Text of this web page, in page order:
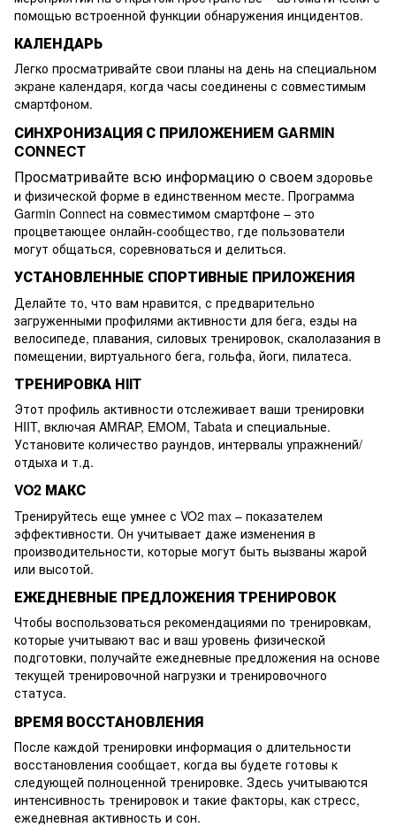
помощью встроенной функции обнаружения инцидентов.
КАЛЕНДАРЬ
Легко просматривайте свои планы на день на специальном
экране календаря, когда часы соединены с совместимым
смартфоном.
СИНХРОНИЗАЦИЯ С ПРИЛОЖЕНИЕМ GARMIN
CONNECT
Просматривайте всю информацию о своем здоровье
и физической форме в единственном месте. Программа
Garmin Connect на совместимом смартфоне – это
процветающее онлайн-сообщество, где пользователи
могут общаться, соревноваться и делиться.
УСТАНОВЛЕННЫЕ СПОРТИВНЫЕ ПРИЛОЖЕНИЯ
Делайте то, что вам нравится, с предварительно
загруженными профилями активности для бега, езды на
велосипеде, плавания, силовых тренировок, скалолазания в
помещении, виртуального бега, гольфа, йоги, пилатеса.
ТРЕНИРОВКА HIIT
Этот профиль активности отслеживает ваши тренировки
HIIT, включая AMRAP, EMOM, Tabata и специальные.
Установите количество раундов, интервалы упражнений/
отдыха и т.д.
VO2 МАКС
Тренируйтесь еще умнее с VO2 max – показателем
эффективности. Он учитывает даже изменения в
производительности, которые могут быть вызваны жарой
или высотой.
ЕЖЕДНЕВНЫЕ ПРЕДЛОЖЕНИЯ ТРЕНИРОВОК
Чтобы воспользоваться рекомендациями по тренировкам,
которые учитывают вас и ваш уровень физической
подготовки, получайте ежедневные предложения на основе
текущей тренировочной нагрузки и тренировочного
статуса.
ВРЕМЯ ВОССТАНОВЛЕНИЯ
После каждой тренировки информация о длительности
восстановления сообщает, когда вы будете готовы к
следующей полноценной тренировке. Здесь учитываются
интенсивность тренировок и такие факторы, как стресс,
ежедневная активность и сон.